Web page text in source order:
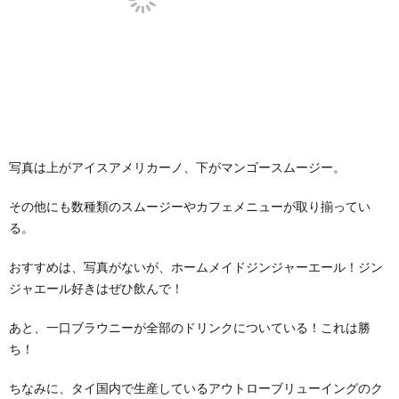
写真は上がアイスアメリカーノ、下がマンゴースムージー。
その他にも数種類のスムージーやカフェメニューが取り揃ってい
る。
おすすめは、写真がないが、ホームメイドジンジャーエール！ジン
ジャエール好きはぜひ飲んで！
あと、一口ブラウニーが全部のドリンクについている！これは勝
ち！
ちなみに、タイ国内で生産しているアウトローブリューイングのク